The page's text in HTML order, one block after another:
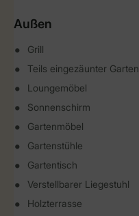
Außen
Grill
Teils eingezäunter Garten
Loungemöbel
Sonnenschirm
Gartenmöbel
Gartenstühle
Gartentisch
Verstellbarer Liegestuhl
Holzterrasse